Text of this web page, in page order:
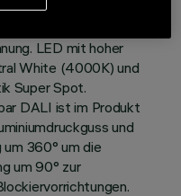
LED mit hoher
White (4000K) und
Super Spot.
DALI ist im Produkt
und
360° um die
um 90° zur